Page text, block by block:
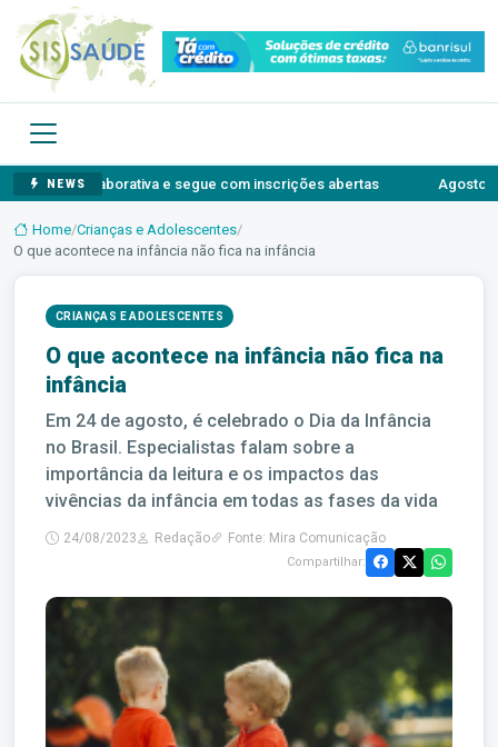
NEWS
colaborativa e segue com inscrições abertas Agosto Lilás: o
Home/Crianças e Adolescentes/
O que acontece na infância não fica na infância
CRIANÇAS E ADOLESCENTES
O que acontece na infância não fica na
infância
Em 24 de agosto, é celebrado o Dia da Infância
no Brasil. Especialistas falam sobre a
importância da leitura e os impactos das
vivências da infância em todas as fases da vida
24/08/2023 Redação Fonte: Mira Comunicação
Compartilhar: